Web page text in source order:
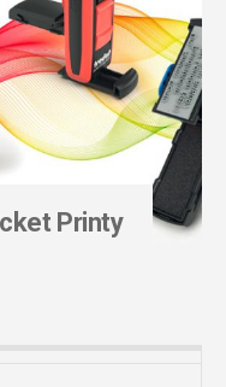
Printy